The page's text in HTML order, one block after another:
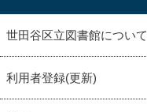
世田谷区立図書館について
利用者登録(更新)